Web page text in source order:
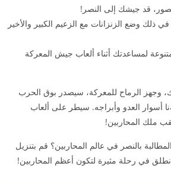
قد جيشك إلى النصر!
ذلك وضع الزنزانات مع الزعيم الكبير والأخير
لمساعدتك أثناء ألعاب جيش المعركة
وجهز الرماح للمعركة، سيصدر بوق الحرب
أسوار العدو وأبراجه. سيطر على ألعاب
ملك المحاربين!
بالنصر في عالم المحاربين؟ قم بتنزيل